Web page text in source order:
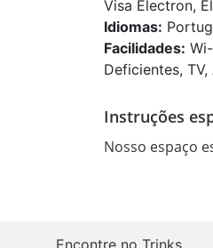
Visa Electron,
Idiomas:
Facilidades:
Deficientes,
Instruções
Nosso espaço
Encontre no Trinks